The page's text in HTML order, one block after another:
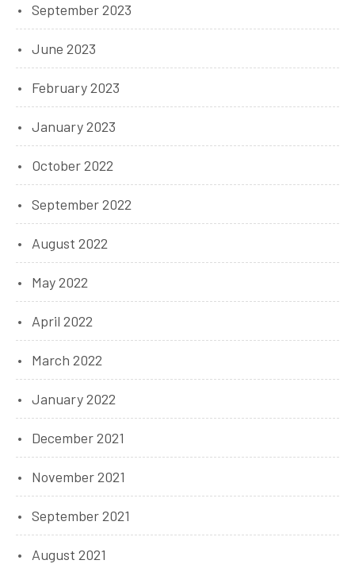
September 2023
June 2023
February 2023
January 2023
October 2022
September 2022
August 2022
May 2022
April 2022
March 2022
January 2022
December 2021
November 2021
September 2021
August 2021